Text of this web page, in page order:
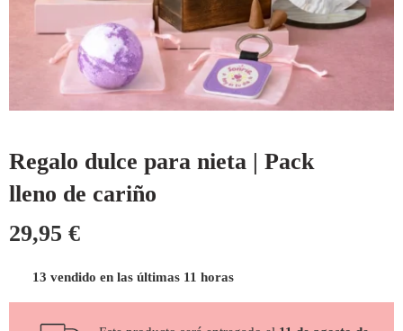
Regalo dulce para nieta | Pack
lleno de cariño
29,95 €
13 vendido en las últimas 11 horas